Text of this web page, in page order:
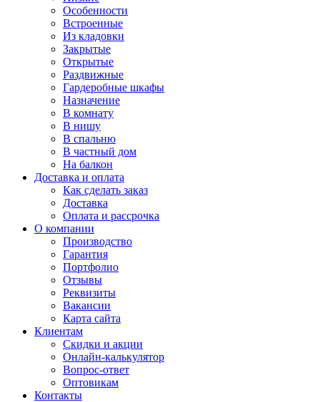
Особенности
Встроенные
Из кладовки
Закрытые
Открытые
Раздвижные
Гардеробные шкафы
Назначение
В комнату
В нишу
В спальню
В частный дом
На балкон
Доставка и оплата
Как сделать заказ
Доставка
Оплата и рассрочка
О компании
Производство
Гарантия
Портфолио
Отзывы
Реквизиты
Вакансии
Карта сайта
Клиентам
Скидки и акции
Онлайн-калькулятор
Вопрос-ответ
Оптовикам
Контакты